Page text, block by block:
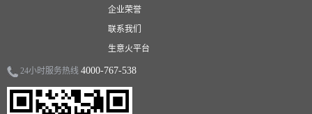
企业荣誉
联系我们
生意火平台
24小时服务热线 4000-767-538